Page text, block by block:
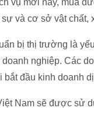
vụ mới này, mua
sự và cơ sở vật
bị thị trường là
nghiệp. Các
đầu kinh doanh
Nam sẽ được sử